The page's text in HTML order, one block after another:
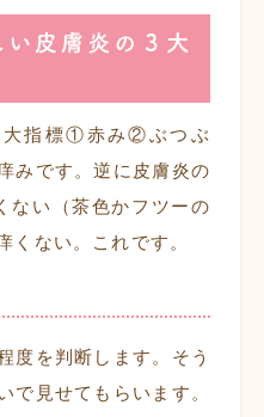
い皮膚炎の３大
大指標①赤み②ぶつぶ
みです。逆に皮膚炎の
い（茶色かフツーの
ない。これです。
度を判断します。そう
で見せてもらいます。